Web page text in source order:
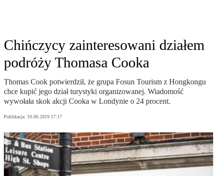
Chińczycy zainteresowani działem
podróży Thomasa Cooka
Thomas Cook potwierdził, że grupa Fosun Tourism z Hongkongu
chce kupić jego dział turystyki organizowanej. Wiadomość
wywołała skok akcji Cooka w Londynie o 24 procent.
Publikacja: 10.06.2019 17:17